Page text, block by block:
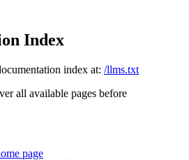
Index
index at: /llms.txt
all available pages before
page